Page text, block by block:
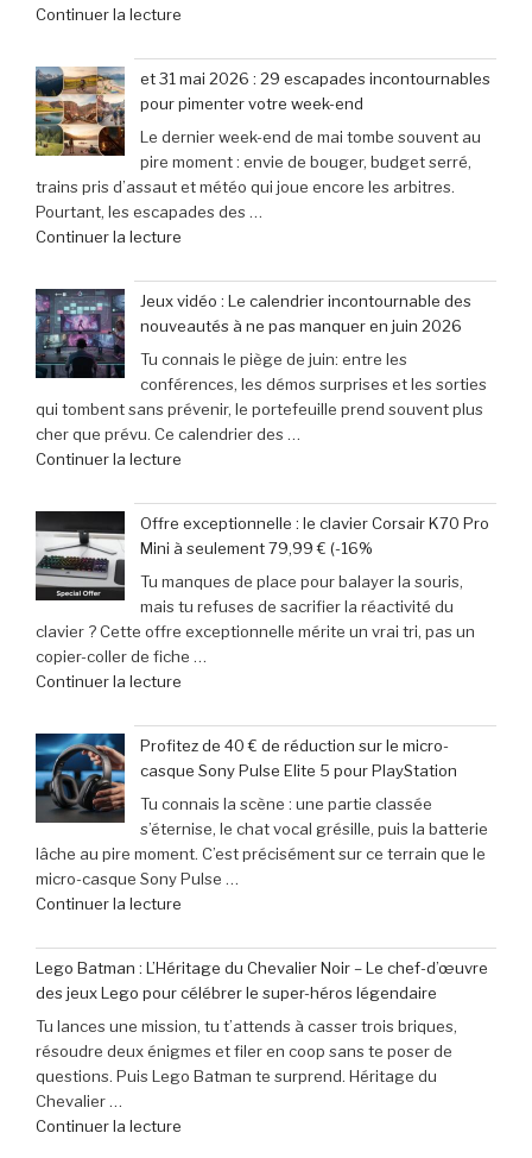
79,99
€
(-25% »
Continuer la lecture
au
Morocco
Gaming
Expo
:
le
rendez-
des
passionnés
de
jeux
vidéo
en
Afrique »
et 31 mai 2026 : 29 escapades incontournables
pour pimenter votre week-end
Le dernier week-end de mai tombe souvent au
pire moment : envie de bouger, budget serré,
trains pris d’assaut et météo qui joue encore les arbitres.
Pourtant, les escapades des …
Continuer la lecture
31
mai
2026
:
29
escapades
incontournables
votre
week-
end »
Jeux vidéo : Le calendrier incontournable des
nouveautés à ne pas manquer en juin 2026
Tu connais le piège de juin: entre les
conférences, les démos surprises et les sorties
qui tombent sans prévenir, le portefeuille prend souvent plus
cher que prévu. Ce calendrier des …
Continuer la lecture
vidéo
:
Le
calendrier
incontournable
des
nouveautés
pas
manquer
en
juin
2026 »
Offre exceptionnelle : le clavier Corsair K70 Pro
Mini à seulement 79,99 € (-16%
Tu manques de place pour balayer la souris,
mais tu refuses de sacrifier la réactivité du
clavier ? Cette offre exceptionnelle mérite un vrai tri, pas un
copier-coller de fiche …
Continuer la lecture
exceptionnelle
:
le
clavier
Corsair
K70
Pro
seulement
79,99
€
(-16% »
Profitez de 40 € de réduction sur le micro-
casque Sony Pulse Elite 5 pour PlayStation
Tu connais la scène : une partie classée
s’éternise, le chat vocal grésille, puis la batterie
lâche au pire moment. C’est précisément sur ce terrain que le
micro-casque Sony Pulse …
Continuer la lecture
de
40
€
de
réduction
sur
Lego Batman : L’Héritage du Chevalier Noir – Le chef-d’œuvre
des jeux Lego pour célébrer le super-héros légendaire
Tu lances une mission, tu t’attends à casser trois briques,
résoudre deux énigmes et filer en coop sans te poser de
questions. Puis Lego Batman te surprend. Héritage du
Chevalier …
Continuer la lecture